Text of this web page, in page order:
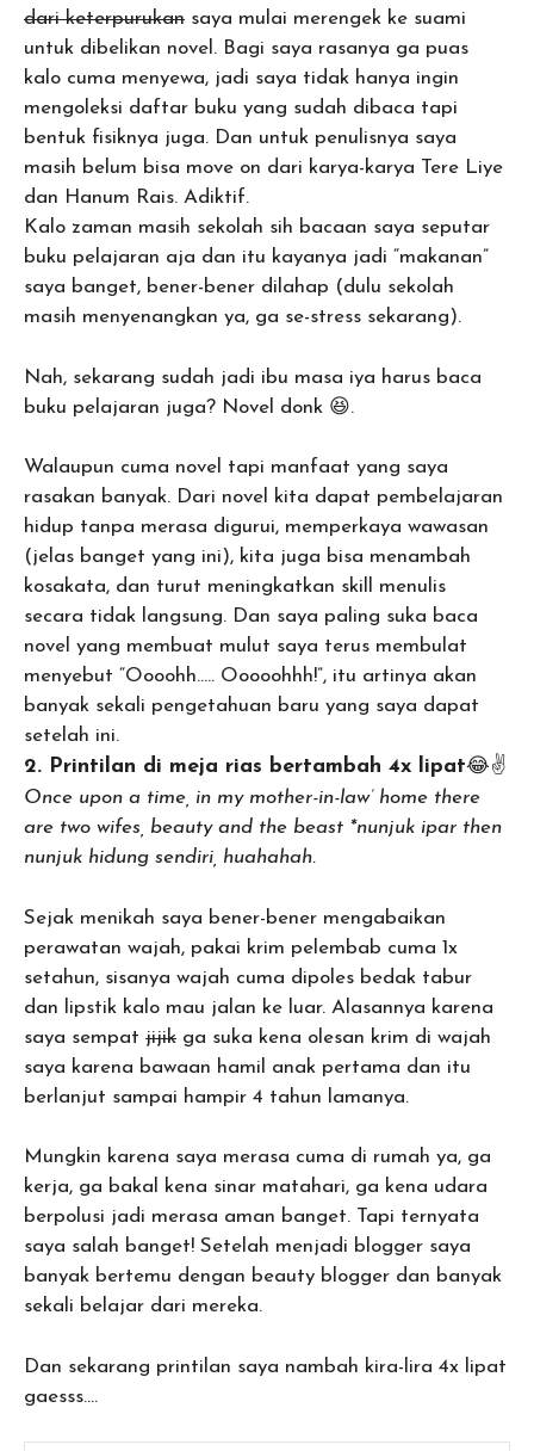
dari keterpurukan saya mulai merengek ke suami
untuk dibelikan novel. Bagi saya rasanya ga puas
kalo cuma menyewa, jadi saya tidak hanya ingin
mengoleksi daftar buku yang sudah dibaca tapi
bentuk fisiknya juga. Dan untuk penulisnya saya
masih belum bisa move on dari karya-karya Tere Liye
dan Hanum Rais. Adiktif.
Kalo zaman masih sekolah sih bacaan saya seputar
buku pelajaran aja dan itu kayanya jadi “makanan”
saya banget, bener-bener dilahap (dulu sekolah
masih menyenangkan ya, ga se-stress sekarang).
Nah, sekarang sudah jadi ibu masa iya harus baca
buku pelajaran juga? Novel donk 😆.
Walaupun cuma novel tapi manfaat yang saya
rasakan banyak. Dari novel kita dapat pembelajaran
hidup tanpa merasa digurui, memperkaya wawasan
(jelas banget yang ini), kita juga bisa menambah
kosakata, dan turut meningkatkan skill menulis
secara tidak langsung. Dan saya paling suka baca
novel yang membuat mulut saya terus membulat
menyebut “Oooohh….. Ooooohhh!”, itu artinya akan
banyak sekali pengetahuan baru yang saya dapat
setelah ini.
2. Printilan di meja rias bertambah 4x lipat😂✌️
Once upon a time, in my mother-in-law’ home there
are two wifes, beauty and the beast *nunjuk ipar then
nunjuk hidung sendiri, huahahah.
Sejak menikah saya bener-bener mengabaikan
perawatan wajah, pakai krim pelembab cuma 1x
setahun, sisanya wajah cuma dipoles bedak tabur
dan lipstik kalo mau jalan ke luar. Alasannya karena
saya sempat jijik ga suka kena olesan krim di wajah
saya karena bawaan hamil anak pertama dan itu
berlanjut sampai hampir 4 tahun lamanya.
Mungkin karena saya merasa cuma di rumah ya, ga
kerja, ga bakal kena sinar matahari, ga kena udara
berpolusi jadi merasa aman banget. Tapi ternyata
saya salah banget! Setelah menjadi blogger saya
banyak bertemu dengan beauty blogger dan banyak
sekali belajar dari mereka.
Dan sekarang printilan saya nambah kira-lira 4x lipat
gaesss….